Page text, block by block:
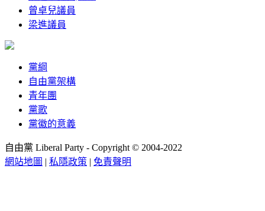
曾卓兒議員
梁進議員
黨綱
自由黨架構
青年團
黨歌
黨徽的意義
自由黨 Liberal Party - Copyright © 2004-2022
網站地圖 | 私隱政策 | 免責聲明